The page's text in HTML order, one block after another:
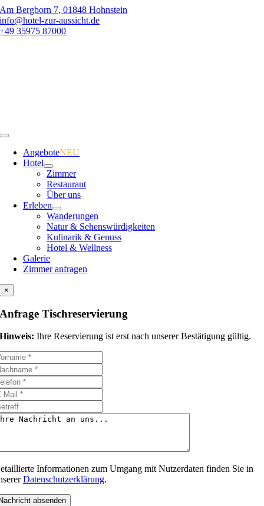
Zum
Inhalt
springen
Am Bergborn 7, 01848 Hohnstein
info@hotel-zur-aussicht.de
+49 35975 87000
Toggle
NavigationAngeboteNEU
Hotel
Zimmer
Restaurant
Über uns
Erleben
Wanderungen
Natur & Sehenswürdigkeiten
Kulinarik & Genuss
Hotel & Wellness
Galerie
Zimmer anfragen
×
Anfrage Tischreservierung
Hinweis: Ihre Reservierung ist erst nach unserer Bestätigung gültig.
Informationen zum Umgang mit Nutzerdaten finden Sie in
Datenschutzerklärung.
absenden